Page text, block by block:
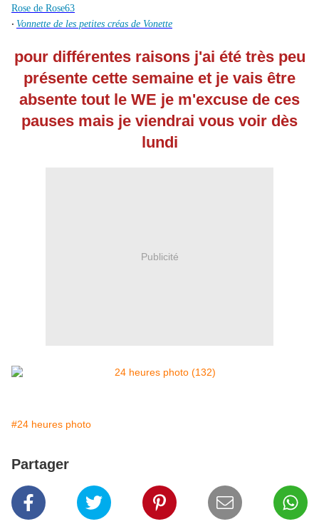
Rose de Rose63
· Vonnette de les petites créas de Vonette
pour différentes raisons j'ai été très peu
présente cette semaine et je vais être
absente tout le WE je m'excuse de ces
pauses mais je viendrai vous voir dès
lundi
Publicité
#24 heures photo
Partager